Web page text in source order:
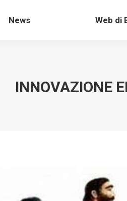
News Web di
INNOVAZIONE
Web di B-